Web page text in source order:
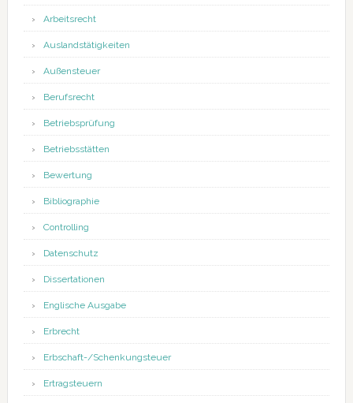
Arbeitsrecht
Auslandstätigkeiten
Außensteuer
Berufsrecht
Betriebsprüfung
Betriebsstätten
Bewertung
Bibliographie
Controlling
Datenschutz
Dissertationen
Englische Ausgabe
Erbrecht
Erbschaft-/Schenkungsteuer
Ertragsteuern